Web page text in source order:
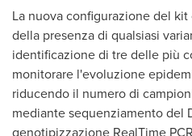
La nuova configurazione del
della presenza di qualsiasi
identificazione di tre delle più
monitorare l'evoluzione
riducendo il numero di
mediante sequenziamento del